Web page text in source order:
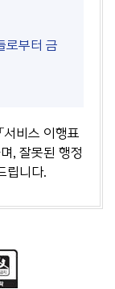
로부터 금
서비스 이행표
, 잘못된 행정
립니다.